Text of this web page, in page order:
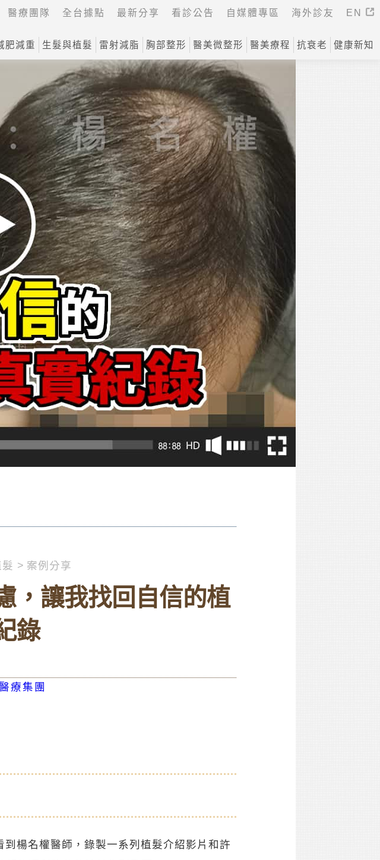
案例分享
，讓我找回自信的植
錄
療集團
楊名權醫師，錄製一系列植髮介紹影片和許
醫療團隊 全台據點 最新分享 看診公告 自媒體專區 海外診友 EN
肥減重 生髮與植髮 雷射減脂 胸部整形 醫美微整形 醫美療程 抗衰老 健康新知